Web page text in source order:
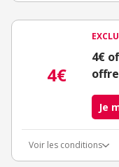
4€
4€
Je
Voir les conditions